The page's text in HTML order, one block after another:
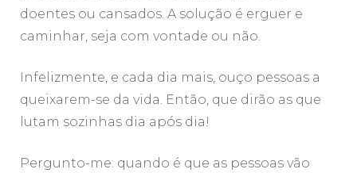
doentes ou cansados. A solução é erguer e
caminhar, seja com vontade ou não.
Infelizmente, e cada dia mais, ouço pessoas a
queixarem-se da vida. Então, que dirão as que
lutam sozinhas dia após dia!
Pergunto-me: quando é que as pessoas vão